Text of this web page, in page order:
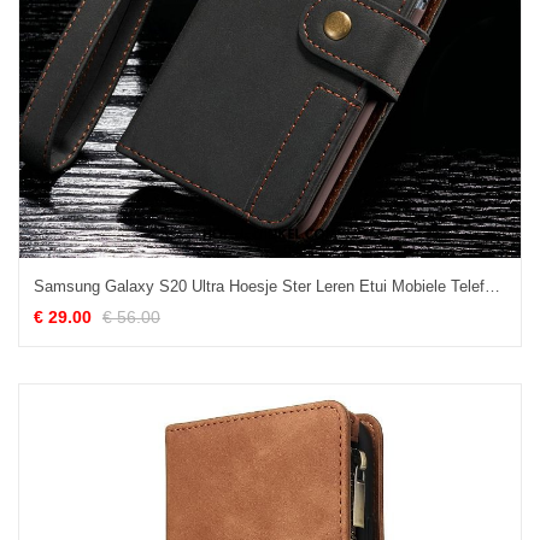
Samsung Galaxy S20 Ultra Hoesje Ster Leren Etui Mobiele Telefoon, Samsung Galaxy S20 Ultra Hoesje High End Dikke
€ 29.00 € 56.00